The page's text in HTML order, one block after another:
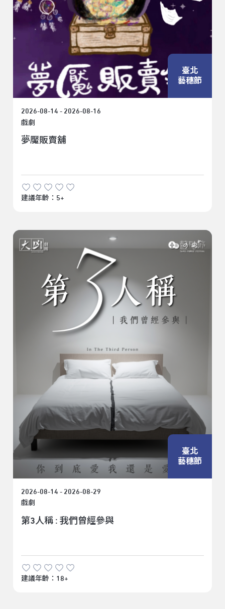
臺北
藝穗節
2026-08-14 - 2026-08-16
戲劇
夢魘販賣舖
建議年齡：5+
臺北
藝穗節
2026-08-14 - 2026-08-29
戲劇
第3人稱 : 我們曾經參與
建議年齡：18+